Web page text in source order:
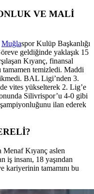
VE MALİ
Muğlaspor Kulüp Başkanlığı
geldiğinde yaklaşık 15
Kıyanç, finansal
temizledi. Maddi
BAL Ligi’nden 3.
vites yükselterek 2. Lig’e
Silivrispor’u 4-0 gibi
ilan ederek
Menaf Kıyanç aslen
iş insanı, 18 yaşından
kariyerinin tamamını bu